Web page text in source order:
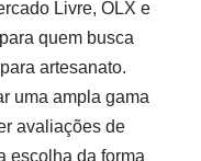
Livre, OLX e
quem busca
artesanato.
uma ampla gama
avaliações de
escolha da forma